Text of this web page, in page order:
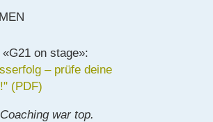
on stage»:
– prüfe deine
(PDF)
war top.